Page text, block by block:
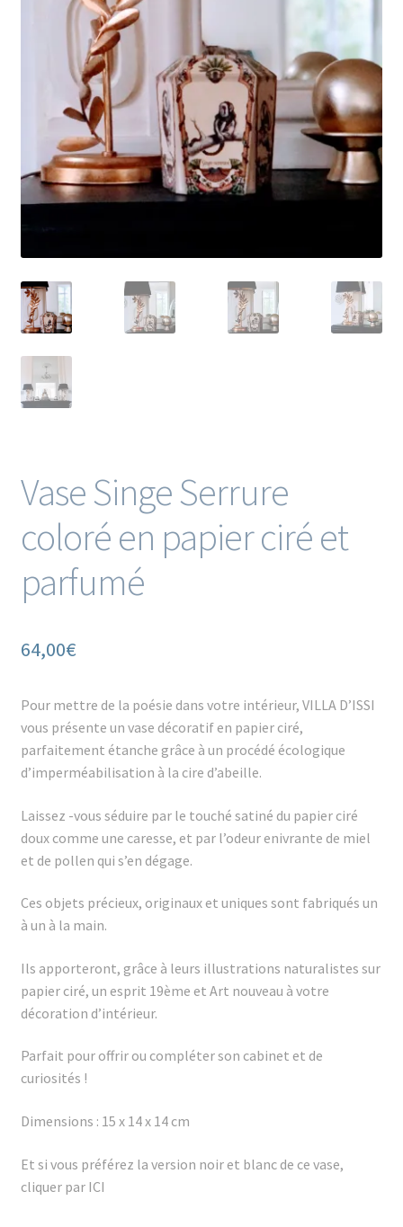
Vase Singe Serrure
coloré en papier ciré et
parfumé
64,00€
Pour mettre de la poésie dans votre intérieur, VILLA D’ISSI
vous présente un vase décoratif en papier ciré,
parfaitement étanche grâce à un procédé écologique
d’imperméabilisation à la cire d’abeille.
Laissez -vous séduire par le touché satiné du papier ciré
doux comme une caresse, et par l’odeur enivrante de miel
et de pollen qui s’en dégage.
Ces objets précieux, originaux et uniques sont fabriqués un
à un à la main.
Ils apporteront, grâce à leurs illustrations naturalistes sur
papier ciré, un esprit 19ème et Art nouveau à votre
décoration d’intérieur.
Parfait pour offrir ou compléter son cabinet et de
curiosités !
Dimensions : 15 x 14 x 14 cm
Et si vous préférez la version noir et blanc de ce vase,
cliquer par ICI